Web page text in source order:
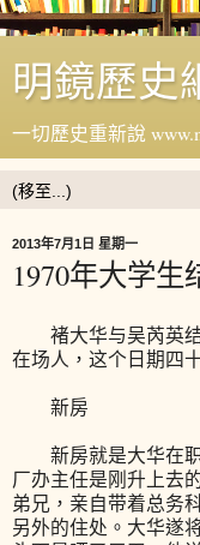
明鏡歷史
一切歷史重新說
2013年7月1日 星期一
1970年大学生
褚大华与吴芮英结
在场人，这个日期四
新房
新房就是大华在职
厂办主任是刚升上去
弟兄，亲自带着总务
另外的住处。大华遂